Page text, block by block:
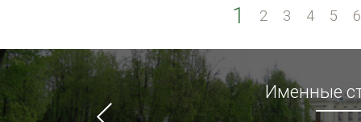
1 2 3 4 5 6
Именные